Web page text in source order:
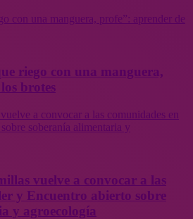
con una manguera, profe”: aprender de
riego con una manguera,
brotes
a convocar a las comunidades en
soberanía alimentaria y
vuelve a convocar a las
y Encuentro abierto sobre
y agroecología